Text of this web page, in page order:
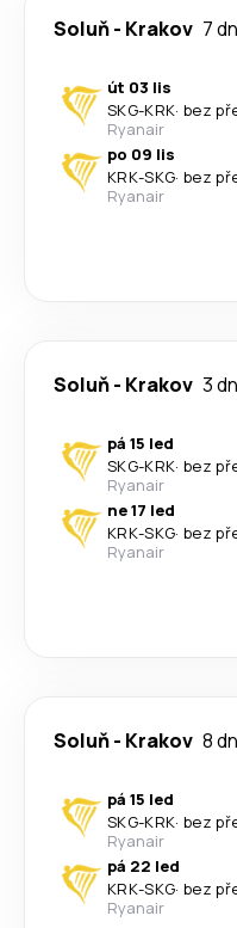
Soluň- Krakov 7
út 03 lis
SKG-KRK· bez
Ryanair
po 09 lis
KRK-SKG· bez
Ryanair
Soluň- Krakov 3
pá 15 led
SKG-KRK· bez
Ryanair
ne 17 led
KRK-SKG· bez
Ryanair
Soluň- Krakov 8
pá 15 led
SKG-KRK· bez
Ryanair
pá 22 led
KRK-SKG· bez
Ryanair